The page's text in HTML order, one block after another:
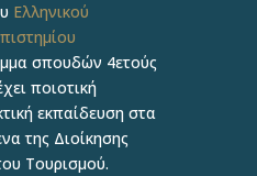
Ελληνικού
σπουδών 4ετούς
ποιοτική
εκπαίδευση στα
της Διοίκησης
Τουρισμού.